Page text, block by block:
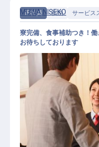
正社員 宿泊 サービス
ゲストサービスエ
MUWA NISEKO
寮完備、食事補助つき！
お待ちしております